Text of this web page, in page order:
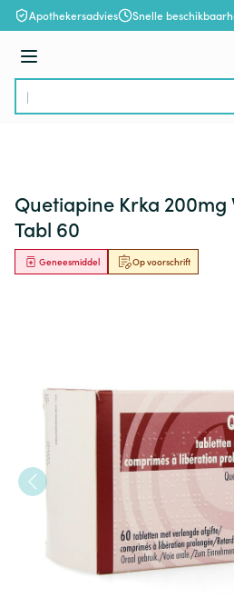
Ga naar de inhoud
Apothekersadvies Snelle
Menu
Product, merk, categorie...
Quetiapine Krka
Tabl 60
Op voorschrift
Geneesmiddel